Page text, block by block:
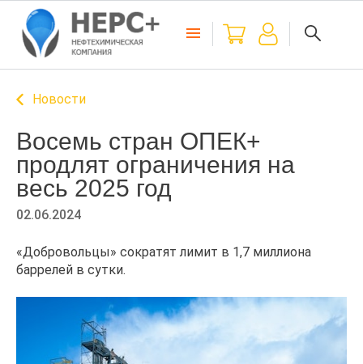
Новости
Восемь стран ОПЕК+
продлят ограничения на
весь 2025 год
02.06.2024
«Добровольцы» сократят лимит в 1,7 миллиона
баррелей в сутки.